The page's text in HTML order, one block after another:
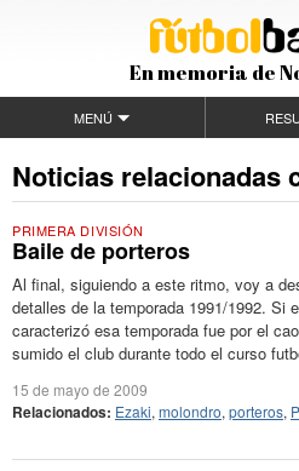
En memoria de
MENÚ
Noticias relacionadas
PRIMERA DIVISIÓN
Baile de porteros
Al final, siguiendo a este ritmo, voy a
detalles de la temporada 1991/1992. Si
caracterizó esa temporada fue por el
sumido el club durante todo el curso
15 de mayo de 2009
Relacionados: Ezaki, molondro, porteros,